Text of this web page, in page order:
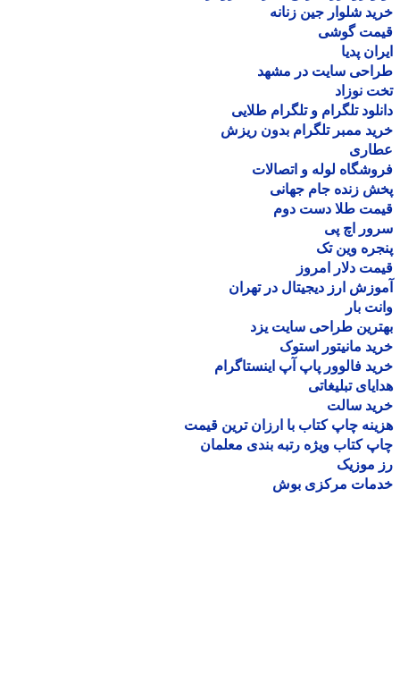
شلوار جین زنانه
گوشی
پدیا
سایت در مشهد
نوزاد
تلگرام و تلگرام طلایی
ممبر تلگرام بدون ریزش
لوله و اتصالات
زنده جام جهانی
طلا دست دوم
اچ پی
وین تک
دلار امروز
ارز دیجیتال در تهران
بار
طراحی سایت یزد
مانیتور استوک
فالوور پاپ آپ اینستاگرام
تبلیغاتی
سالت
چاپ کتاب با ارزان ترین قیمت
کتاب ویژه رتبه بندی معلمان
موزیک
مرکزی بوش